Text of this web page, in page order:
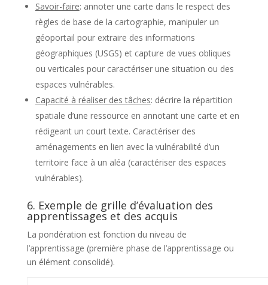
Savoir-faire: annoter une carte dans le respect des
règles de base de la cartographie, manipuler un
géoportail pour extraire des informations
géographiques (USGS) et capture de vues obliques
ou verticales pour caractériser une situation ou des
espaces vulnérables.
Capacité à réaliser des tâches: décrire la répartition
spatiale d’une ressource en annotant une carte et en
rédigeant un court texte. Caractériser des
aménagements en lien avec la vulnérabilité d’un
territoire face à un aléa (caractériser des espaces
vulnérables).
6. Exemple de grille d’évaluation des
apprentissages et des acquis
La pondération est fonction du niveau de
l’apprentissage (première phase de l’apprentissage ou
un élément consolidé).